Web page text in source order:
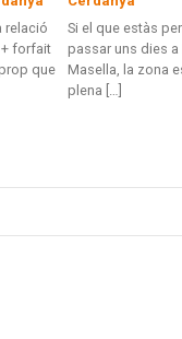
relació
forfait
que
Si el que estàs
passar uns dies a
Masella, la zona
plena […]